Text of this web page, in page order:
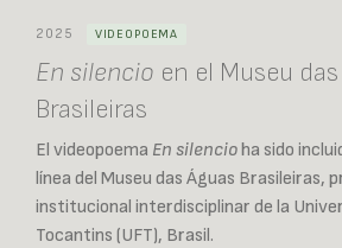
2025 VIDEOPOEMA
En silencio en el Museu
Brasileiras
El videopoema En silencioha sido
línea del Museu das Águas Brasileiras,
institucional interdisciplinar de la
Tocantins (UFT), Brasil.